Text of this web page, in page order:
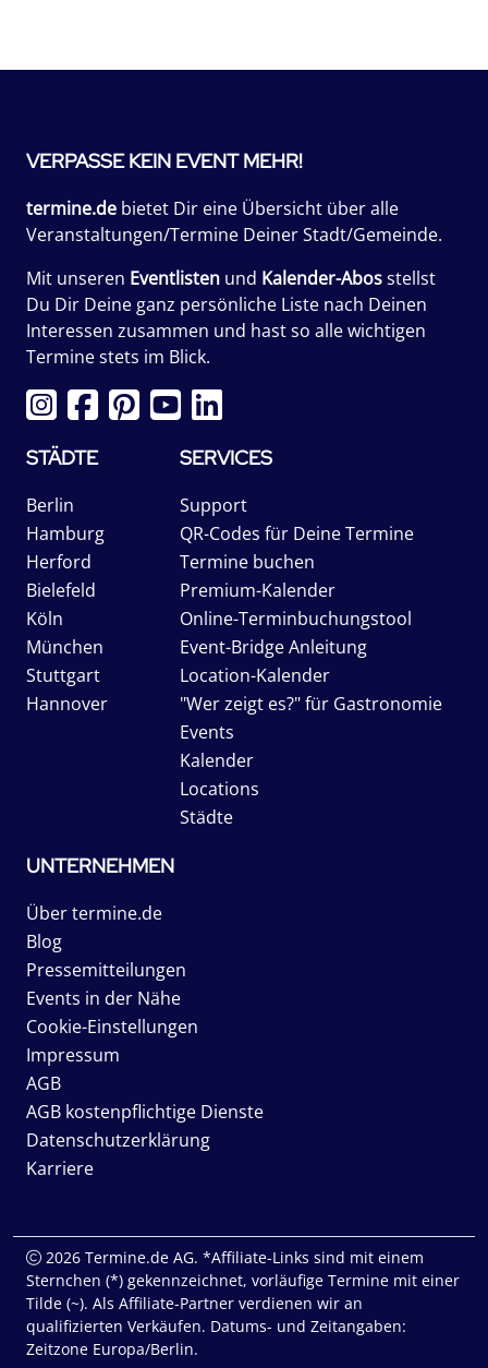
VERPASSE KEIN EVENT MEHR!
termine.de bietet Dir eine Übersicht über alle
Veranstaltungen/Termine Deiner Stadt/Gemeinde.
Mit unseren Eventlisten und Kalender-Abosstellst
Du Dir Deine ganz persönliche Liste nach Deinen
Interessen zusammen und hast so alle wichtigen
Termine stets im Blick.
STÄDTE
Berlin
Hamburg
Herford
Bielefeld
Köln
München
Stuttgart
Hannover
SERVICES
Support
QR-Codes für Deine Termine
Termine buchen
Premium-Kalender
Online-Terminbuchungstool
Event-Bridge Anleitung
Location-Kalender
"Wer zeigt es?" für Gastronomie
Events
Kalender
Locations
Städte
UNTERNEHMEN
Über termine.de
Blog
Pressemitteilungen
Events in der Nähe
Cookie-Einstellungen
Impressum
AGB
AGB kostenpflichtige Dienste
Datenschutzerklärung
Karriere
2026 Termine.de AG. *Affiliate-Links sind mit einem
Sternchen (*) gekennzeichnet, vorläufige Termine mit einer
Tilde (~). Als Affiliate-Partner verdienen wir an
qualifizierten Verkäufen. Datums- und Zeitangaben:
Zeitzone Europa/Berlin.